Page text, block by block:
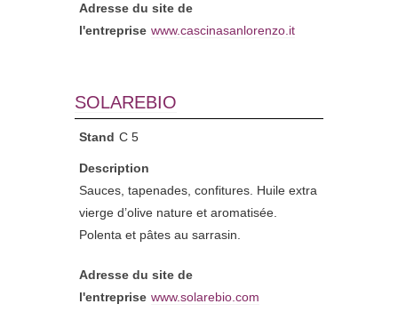
Adresse du site de
l'entreprise www.cascinasanlorenzo.it
SOLAREBIO
Stand C 5
Description
Sauces, tapenades, confitures. Huile extra
vierge d’olive nature et aromatisée.
Polenta et pâtes au sarrasin.
Adresse du site de
l'entreprise www.solarebio.com